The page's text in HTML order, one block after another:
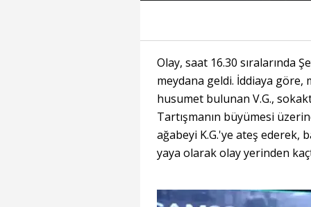
Olay, saat 16.30 sıralarında
meydana geldi. İddiaya göre,
husumet bulunan V.G.,
Tartışmanın büyümesi
ağabeyi K.G.'ye ateş ederek,
yaya olarak olay yerinden